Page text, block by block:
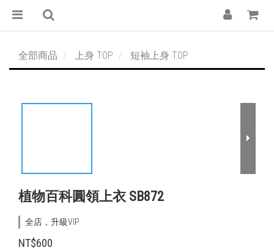
全部商品 上身 TOP 短袖上身 TOP
植物百科圓領上衣 SB872
全店，升級VIP
NT$600